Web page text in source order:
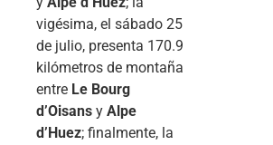
vigésima, el sábado 25
de julio, presenta 170.9
kilómetros de montaña
entre Le Bourg
d’Oisans y Alpe
d’Huez; finalmente, la